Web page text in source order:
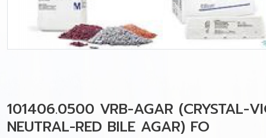
101406.0500 VRB-AGAR (CRYSTAL-
NEUTRAL-RED BILE AGAR) FO